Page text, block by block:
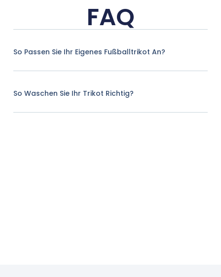
FAQ
So Passen Sie Ihr Eigenes Fußballtrikot An?
So Waschen Sie Ihr Trikot Richtig?